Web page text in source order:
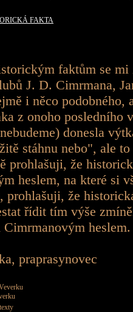
FAKTA
faktům se mi
J. D. Cimrmana,
i něco
z onoho posledního
donesla
stáhnu nebo", ale
prohlašuji, že
heslem, na které si
prohlašuji, že
řídit tím výše
praprasynovec